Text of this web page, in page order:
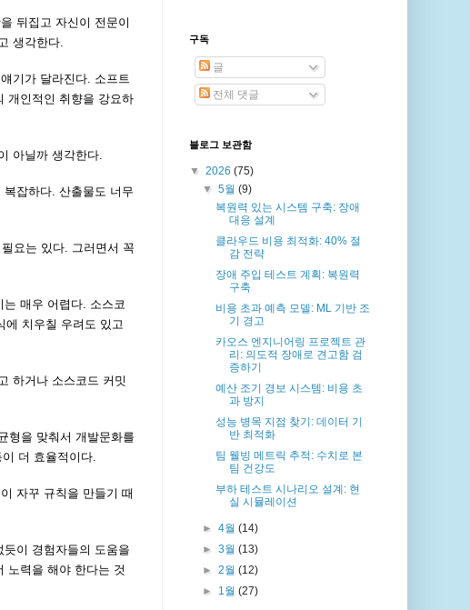
뒤집고 자신이 전문이
생각한다.
기가 달라진다. 소프트
개인적인 취향을 강요하
아닐까 생각한다.
잡하다. 산출물도 너무
요는 있다. 그러면서 꼭
매우 어렵다. 소스코
에 치우칠 우려도 있고
하거나 소스코드 커밋
형을 맞춰서 개발문화를
더 효율적이다.
자꾸 규칙을 만들기 때
이 경험자들의 도움을
노력을 해야 한다는 것
구독
글
전체 댓글
블로그 보관함
▼ 2026 (75)
▼ 5월 (9)
복원력 있는 시스템 구축: 장애
대응 설계
클라우드 비용 최적화: 40% 절
감 전략
장애 주입 테스트 계획: 복원력
구축
비용 초과 예측 모델: ML 기반 조
기 경고
카오스 엔지니어링 프로젝트 관
리: 의도적 장애로 견고함 검
증하기
예산 조기 경보 시스템: 비용 초
과 방지
성능 병목 지점 찾기: 데이터 기
반 최적화
팀 웰빙 메트릭 추적: 수치로 본
팀 건강도
부하 테스트 시나리오 설계: 현
실 시뮬레이션
► 4월 (14)
► 3월 (13)
► 2월 (12)
► 1월 (27)